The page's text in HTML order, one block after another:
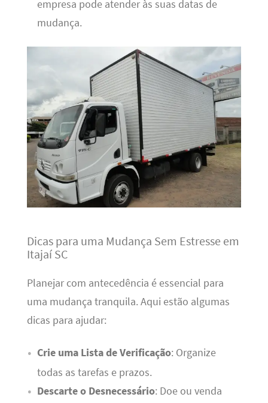
empresa pode atender às suas datas de
mudança.
Dicas para uma Mudança Sem Estresse em
Itajaí SC
Planejar com antecedência é essencial para
uma mudança tranquila. Aqui estão algumas
dicas para ajudar:
Crie uma Lista de Verificação: Organize
todas as tarefas e prazos.
Descarte o Desnecessário: Doe ou venda